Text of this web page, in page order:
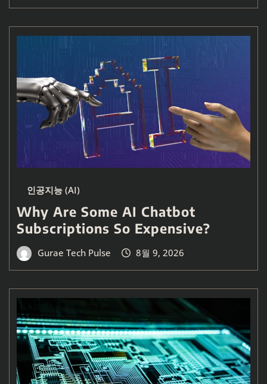
인공지능 (AI)
Why Are Some AI Chatbot
Subscriptions So Expensive?
Gurae Tech Pulse 8월 9, 2026